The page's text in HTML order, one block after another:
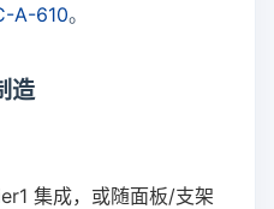
A-610。
造
集成，或随面板/支架